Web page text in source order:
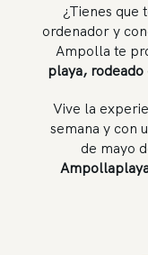
¿Tienes que
ordenador y
Ampolla te
playa,
Vive la
semana y con
de mayo